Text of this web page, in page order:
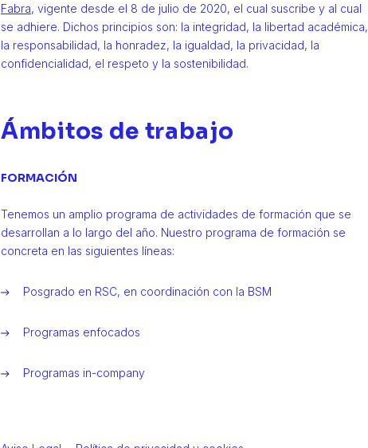
Fabra, vigente desde el 8 de julio de 2020, el cual suscribe y al cual
se adhiere. Dichos principios son: la integridad, la libertad académica,
la responsabilidad, la honradez, la igualdad, la privacidad, la
confidencialidad, el respeto y la sostenibilidad.
Ámbitos de trabajo
FORMACIÓN
Tenemos un amplio programa de actividades de formación que se
desarrollan a lo largo del año. Nuestro programa de formación se
concreta en las siguientes líneas:
Posgrado en RSC, en coordinación con la BSM
Programas enfocados
Programas in-company